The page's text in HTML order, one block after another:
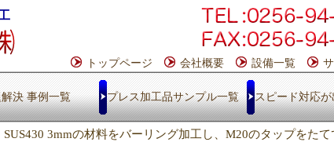
トップページ 会社概要 設備一覧
決 事例一覧 プレス加工品サンプル一覧 スピード対応
SUS430 3mmの材料をバーリング加工し、M20のタップをたて